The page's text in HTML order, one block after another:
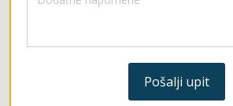
Pošalji upit